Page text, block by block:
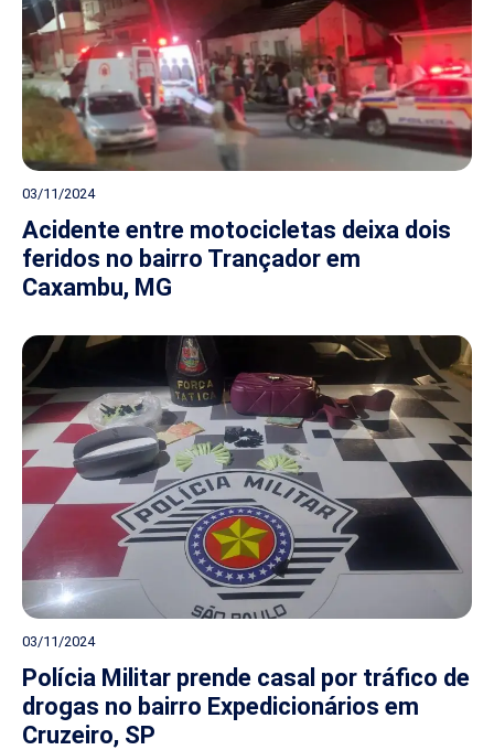
03/11/2024
Acidente entre motocicletas deixa dois
feridos no bairro Trançador em
Caxambu, MG
03/11/2024
Polícia Militar prende casal por tráfico de
drogas no bairro Expedicionários em
Cruzeiro, SP